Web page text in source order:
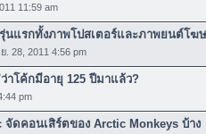
11:59 am
นแรกทั้งภาพโปสเตอร์และภาพยนต์โฆ
. 28, 2011 4:56 pm
าโค้กมีอายุ 125 ปีมาแล้ว?
pm
จัดคอนเสิร์ตของ Arctic Monkeys บ้าง